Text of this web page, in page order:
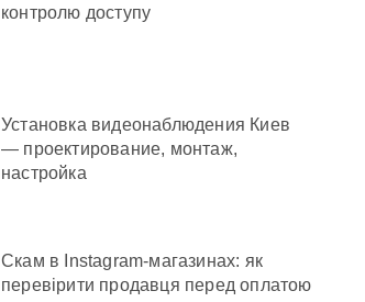
контролю доступу
Установка видеонаблюдения Киев
— проектирование, монтаж,
настройка
Скам в Instagram-магазинах: як
перевірити продавця перед оплатою